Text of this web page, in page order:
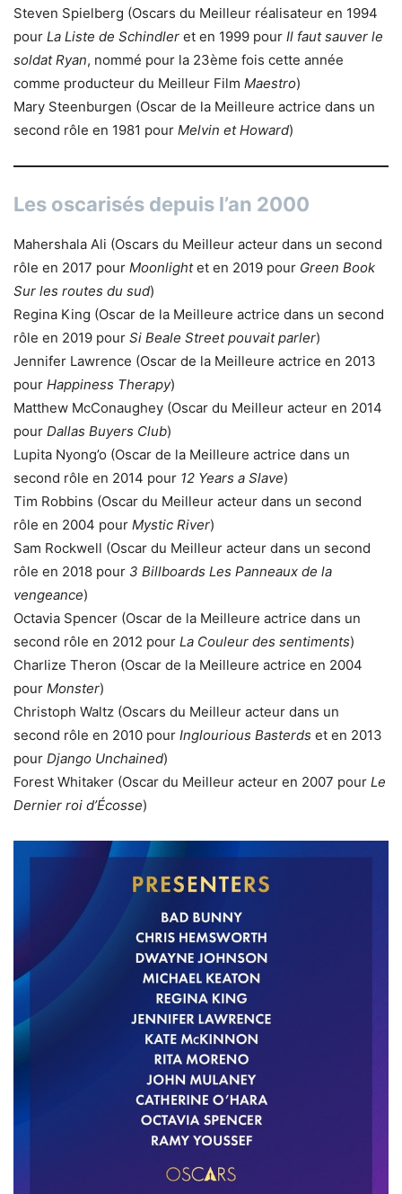
Steven Spielberg (Oscars du Meilleur réalisateur en 1994
pour La Liste de Schindler et en 1999 pour Il faut sauver le
soldat Ryan, nommé pour la 23ème fois cette année
comme producteur du Meilleur Film Maestro)
Mary Steenburgen (Oscar de la Meilleure actrice dans un
second rôle en 1981 pour Melvin et Howard)
Les oscarisés depuis l’an 2000
Mahershala Ali (Oscars du Meilleur acteur dans un second
rôle en 2017 pour Moonlightet en 2019 pour Green Book
Sur les routes du sud)
Regina King (Oscar de la Meilleure actrice dans un second
rôle en 2019 pour Si Beale Street pouvait parler)
Jennifer Lawrence (Oscar de la Meilleure actrice en 2013
pour Happiness Therapy)
Matthew McConaughey (Oscar du Meilleur acteur en 2014
pour Dallas Buyers Club)
Lupita Nyong’o (Oscar de la Meilleure actrice dans un
second rôle en 2014 pour 12 Years a Slave)
Tim Robbins (Oscar du Meilleur acteur dans un second
rôle en 2004 pour Mystic River)
Sam Rockwell (Oscar du Meilleur acteur dans un second
rôle en 2018 pour 3 Billboards Les Panneaux de la
vengeance)
Octavia Spencer (Oscar de la Meilleure actrice dans un
second rôle en 2012 pour La Couleur des sentiments)
Charlize Theron (Oscar de la Meilleure actrice en 2004
pour Monster)
Christoph Waltz (Oscars du Meilleur acteur dans un
second rôle en 2010 pour Inglourious Basterds et en 2013
pour Django Unchained)
Forest Whitaker (Oscar du Meilleur acteur en 2007 pour Le
Dernier roi d’Écosse)